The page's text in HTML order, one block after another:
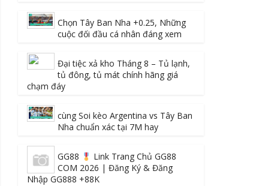
Chọn Tây Ban Nha +0.25, Những
cuộc đối đầu cá nhân đáng xem
Đại tiệc xả kho Tháng 8 – Tủ lạnh,
tủ đông, tủ mát chính hãng giá
chạm đáy
cùng Soi kèo Argentina vs Tây Ban
Nha chuẩn xác tại 7M hay
GG88
Link Trang Chủ GG88
COM 2026 | Đăng Ký & Đăng
Nhập GG888 +88K